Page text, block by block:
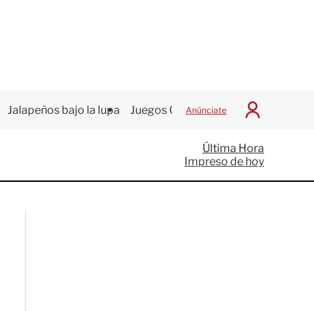
Jalapeños bajo la lupa Juegos Centroamericanos
Anúnciate
I
c
i
a
Última Hora
Impreso de hoy